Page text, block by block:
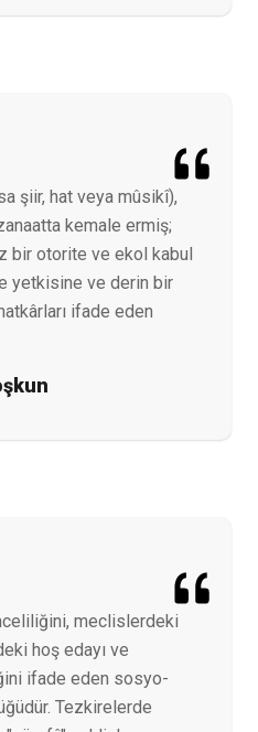
şiir, hat veya mûsikî),
kemale ermiş;
bir otorite ve ekol kabul
yetkisine ve derin bir
ifade eden
meclislerdeki
hoş edayı ve
ifade eden sosyo-
Tezkirelerde